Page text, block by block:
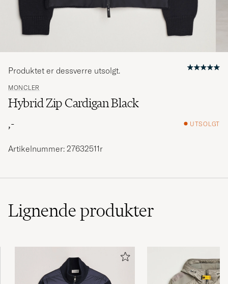
MONCLER
Hybrid Zip Cardigan Black
,-
UTSOLGT
Produktet er dessverre utsolgt.
Artikelnummer: 27632511r
Lignendeprodukter